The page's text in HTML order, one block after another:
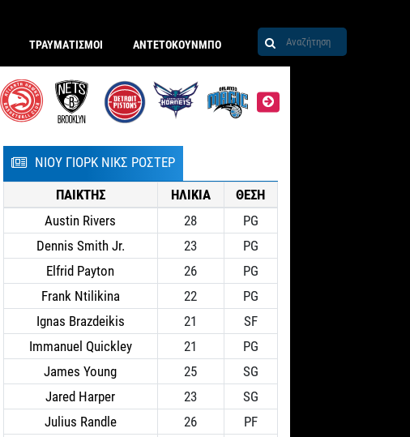
ΤΡΑΥΜΑΤΙΣΜΟΙ ΑΝΤΕΤΟΚΟΥΝΜΠΟ
ΝΙΟΥ ΓΙΟΡΚ ΝΙΚΣ ΡΟΣΤΕΡ
ΠΑΙΚΤΗΣ
ΗΛΙΚΙΑ
ΘΕΣΗ
Austin Rivers
28
PG
Dennis Smith Jr.
23
PG
Elfrid Payton
26
PG
Frank Ntilikina
22
PG
Ignas Brazdeikis
21
SF
Immanuel Quickley
21
PG
James Young
25
SG
Jared Harper
23
SG
Julius Randle
26
PF